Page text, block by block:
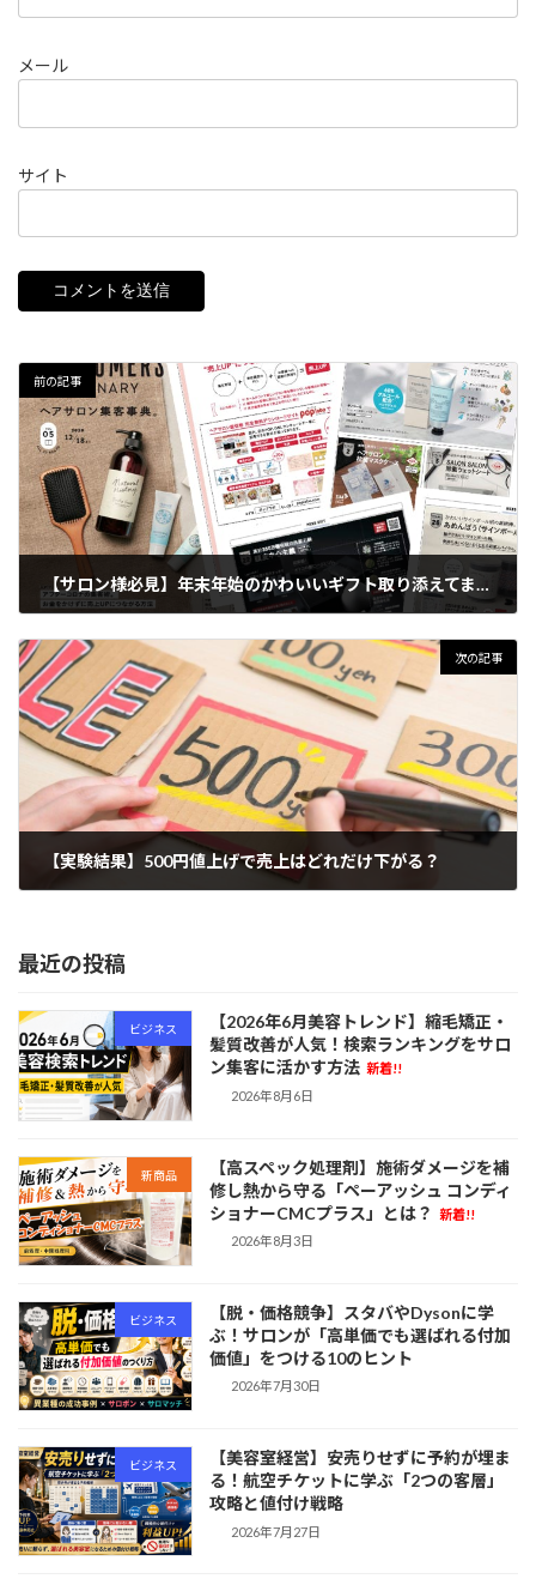
メール
サイト
前の記事
【サロン様必見】年末年始のかわいいギフト取り添えてます。
次の記事
【実験結果】500円値上げで売上はどれだけ下がる？
最近の投稿
ビジネス
【2026年6月美容トレンド】縮毛矯正・
髪質改善が人気！検索ランキングをサロ
ン集客に活かす方法 新着!!
2026年8月6日
新商品
【高スペック処理剤】施術ダメージを補
修し熱から守る「ペーアッシュ コンディ
ショナーCMCプラス」とは？
新着!!
2026年8月3日
ビジネス
【脱・価格競争】スタバやDysonに学
ぶ！サロンが「高単価でも選ばれる付加
価値」をつける10のヒント
2026年7月30日
ビジネス
【美容室経営】安売りせずに予約が埋ま
る！航空チケットに学ぶ「2つの客層」
攻略と値付け戦略
2026年7月27日